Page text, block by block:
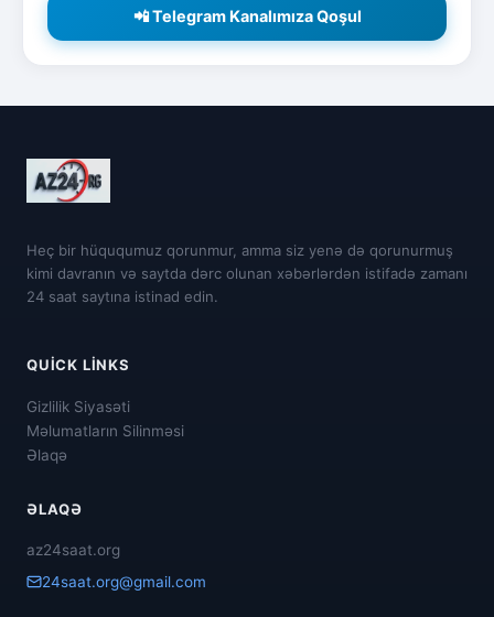
📲 Telegram Kanalımıza Qoşul
Heç bir hüququmuz qorunmur, amma siz yenə də qorunurmuş
kimi davranın və saytda dərc olunan xəbərlərdən istifadə zamanı
24 saat saytına istinad edin.
QUICK LINKS
Gizlilik Siyasəti
Məlumatların Silinməsi
Əlaqə
ƏLAQƏ
az24saat.org
24saat.org@gmail.com